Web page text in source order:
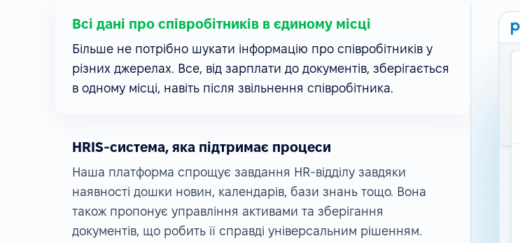
Всі дані про співробітників в єдиному місці
Більше не потрібно шукати інформацію про співробітників у
різних джерелах. Все, від зарплати до документів, зберігається
в одному місці, навіть після звільнення співробітника.
HRIS-система, яка підтримає процеси
Наша платформа спрощує завдання HR-відділу завдяки
наявності дошки новин, календарів, бази знань тощо. Вона
також пропонує управління активами та зберігання
документів, що робить її справді універсальним рішенням.